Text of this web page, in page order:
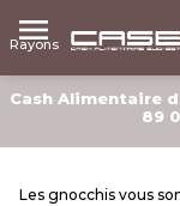

Rayons
Cash Alimentaire
89
Les gnocchis vous